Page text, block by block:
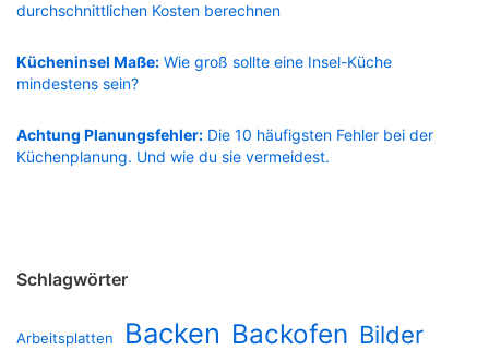
durchschnittlichen Kosten berechnen
Kücheninsel Maße: Wie groß sollte eine Insel-Küche
mindestens sein?
Achtung Planungsfehler: Die 10 häufigsten Fehler bei der
Küchenplanung. Und wie du sie vermeidest.
Schlagwörter
Arbeitsplatten Backen Backofen Bilder